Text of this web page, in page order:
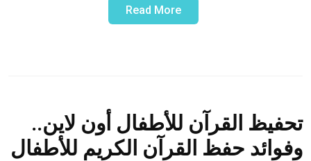
Read More
تحفيظ القرآن للأطفال أون لاين..
وفوائد حفظ القرآن الكريم للأطفال